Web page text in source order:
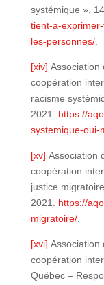
systémique »,
tient-a-
les-personnes/.
[xiv] Association
coopération
racisme
2021. https://
systemique-oui-
[xv] Association
coopération
justice
2021. https://
migratoire/.
[xvi] Association
coopération
Québec –